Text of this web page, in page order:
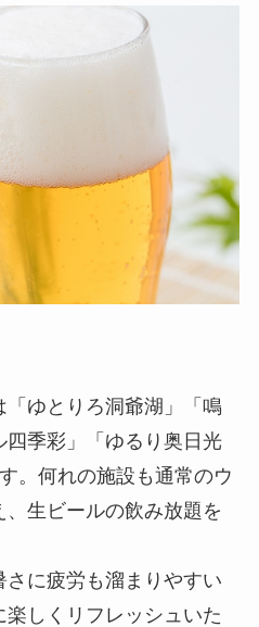
ゆとりろ洞爺湖」「鳴
季彩」「ゆるり奥日光
。何れの施設も通常のウ
、生ビールの飲み放題を
に疲労も溜まりやすい
しくリフレッシュいた